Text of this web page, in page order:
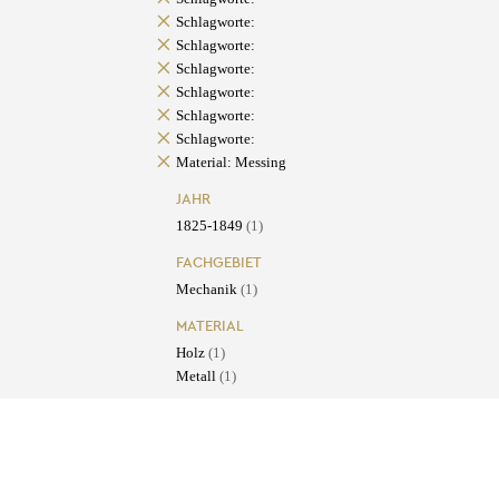
Schlagworte:
Schlagworte:
Schlagworte:
Schlagworte:
Schlagworte:
Schlagworte:
Material: Messing
JAHR
1825-1849 (1)
FACHGEBIET
Mechanik (1)
MATERIAL
Holz (1)
Metall (1)